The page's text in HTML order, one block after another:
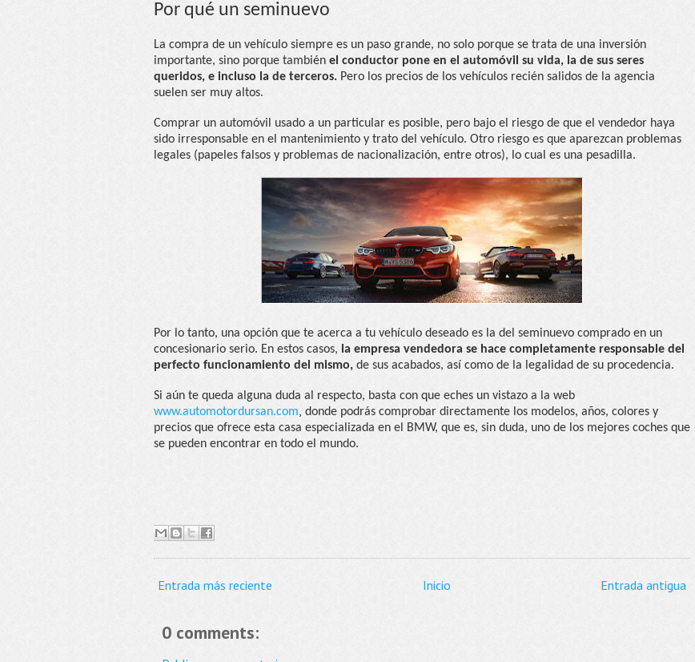
Por qué un seminuevo
La compra de un vehículo siempre es un paso grande, no solo porque se trata de una inversión
importante, sino porque también el conductor pone en el automóvil su vida, la de sus seres
queridos, e incluso la de terceros. Pero los precios de los vehículos recién salidos de la agencia
suelen ser muy altos.
Comprar un automóvil usado a un particular es posible, pero bajo el riesgo de que el vendedor haya
sido irresponsable en el mantenimiento y trato del vehículo. Otro riesgo es que aparezcan problemas
legales (papeles falsos y problemas de nacionalización, entre otros), lo cual es una pesadilla.
Por lo tanto, una opción que te acerca a tu vehículo deseado es la del seminuevo comprado en un
concesionario serio. En estos casos, la empresa vendedora se hace completamente responsable del
perfecto funcionamiento del mismo, de sus acabados, así como de la legalidad de su procedencia.
Si aún te queda alguna duda al respecto, basta con que eches un vistazo a la web
www.automotordursan.com, donde podrás comprobar directamente los modelos, años, colores y
precios que ofrece esta casa especializada en el BMW, que es, sin duda, uno de los mejores coches que
se pueden encontrar en todo el mundo.
Entrada más reciente Entrada antigua
Inicio
0 comments: